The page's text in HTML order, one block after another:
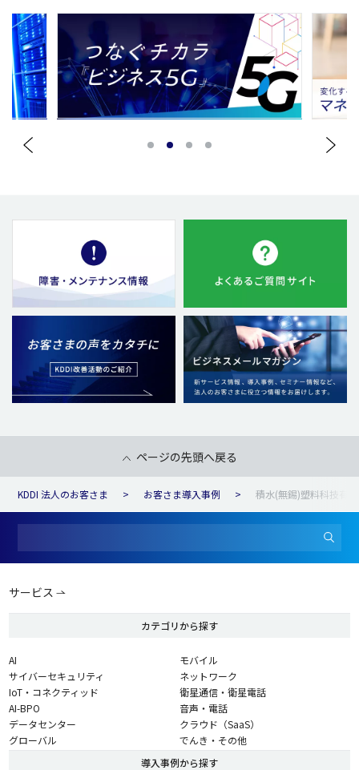
ページの先頭へ戻る
KDDI 法人のお客さま お客さま導入事例 積水(無錫)塑料科技有
サービス
カテゴリから探す
AI
サイバーセキュリティ
IoT・コネクティッド
AI-BPO
データセンター
グローバル
モバイル
ネットワーク
衛星通信・衛星電話
音声・電話
クラウド（SaaS）
でんき・その他
導入事例から探す